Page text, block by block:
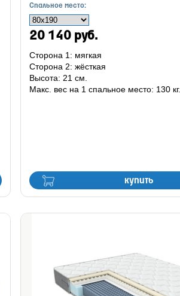
Спальное место:
20 140 руб.
купить
Сторона 1: мягкая
Сторона 2: жёсткая
Высота: 21 см.
Макс. вес на 1 спальное место: 130 кг.